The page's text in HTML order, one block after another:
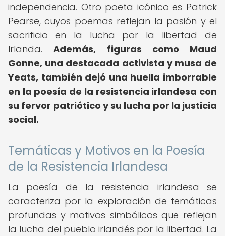
independencia. Otro poeta icónico es Patrick
Pearse, cuyos poemas reflejan la pasión y el
sacrificio en la lucha por la libertad de
Irlanda.Además, figuras como Maud
Gonne, una destacada activista y musa de
Yeats, también dejó una huella imborrable
en la poesía de la resistencia irlandesa con
su fervor patriótico y su lucha por la justicia
social.
Temáticas y Motivos en la Poesía
de la Resistencia Irlandesa
La poesía de la resistencia irlandesa se
caracteriza por la exploración de temáticas
profundas y motivos simbólicos que reflejan
la lucha del pueblo irlandés por la libertad. La